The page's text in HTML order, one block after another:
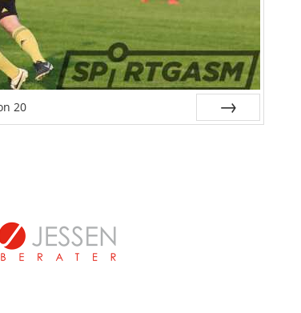
20